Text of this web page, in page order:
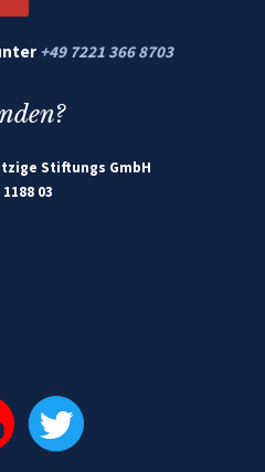
+49 7221 366 8703
Stiftungs GmbH
03